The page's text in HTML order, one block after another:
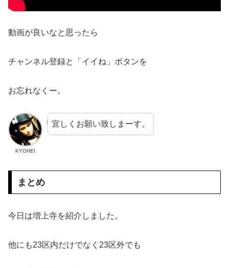
動画が良いなと思ったら
チャンネル登録と「イイね」ボタンを
お忘れなくー。
KYOHEI
宜しくお願い致しまーす。
まとめ
今日は増上寺を紹介しました。
他にも23区内だけでなく23区外でも